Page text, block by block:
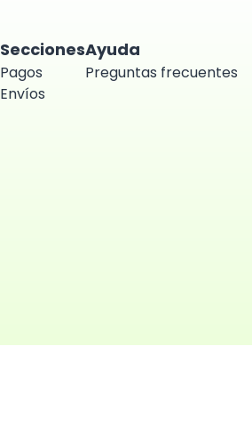
Secciones
Pagos
Envíos
Ayuda
Preguntas frecuentes